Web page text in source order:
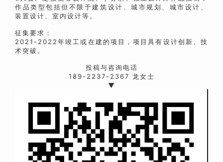
作品类型包括但不限于建筑设计、城市规划、城市设计、
装置设计、室内设计等。
征集要求：
2021-2022年竣工或在建的项目，项目具有设计创新、技
术突破。
投稿与咨询电话
189-2237-2367 龙女士
▼